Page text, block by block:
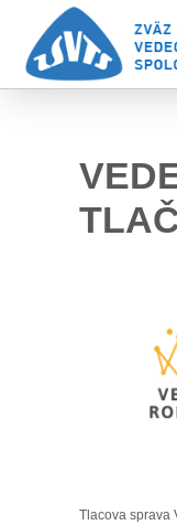
Skip to main content
Tlacova sprava